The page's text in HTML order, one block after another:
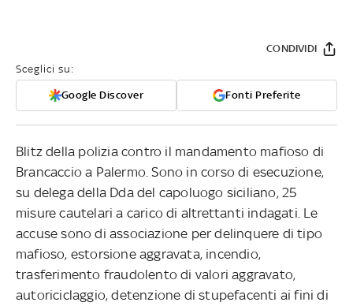
Sceglici su:
Google Discover Fonti Preferite
CONDIVIDI
Blitz della polizia contro il mandamento mafioso di
Brancaccio a Palermo. Sono in corso di esecuzione,
su delega della Dda del capoluogo siciliano, 25
misure cautelari a carico di altrettanti indagati. Le
accuse sono di associazione per delinquere di tipo
mafioso, estorsione aggravata, incendio,
trasferimento fraudolento di valori aggravato,
autoriciclaggio, detenzione di stupefacenti ai fini di